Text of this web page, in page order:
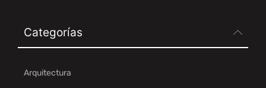
Categorías
Arquitectura